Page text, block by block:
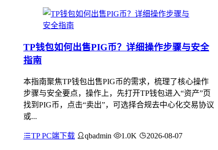
TP钱包如何出售PIG币？详细操作步骤与安全
指南
本指南聚焦TP钱包出售PIG币的需求，梳理了核心操作
步骤与安全要点，操作上，先打开TP钱包进入“资产”页
找到PIG币，点击“卖出”，可选择合规去中心化交易协议
或...
TP PC端下载 qbadmin 1.0K 2026-08-07